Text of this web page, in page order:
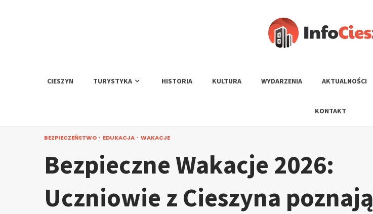
CIESZYN TURYSTYKA HISTORIA KULTURA WYDARZENIA AKTUALNOŚCI
KONTAKT
BEZPIECZEŃSTWO EDUKACJA WAKACJE
Bezpieczne Wakacje 2026:
Uczniowie z Cieszyna poznają